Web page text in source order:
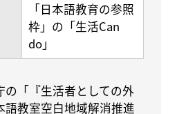
「日本語教育の参照
枠」の「生活Can
do」
の「『生活者としての外
語教室空白地域解消推進